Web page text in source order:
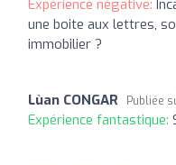
Expérience négative:
une boite aux lettres,
immobilier ?
Lùan CONGAR Publiée
Expérience fantastique: